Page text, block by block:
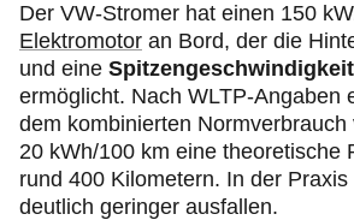
Der VW-Stromer hat einen 150
Elektromotor an Bord, der die
und eine
ermöglicht. Nach WLTP-Angaben
dem kombinierten
20 kWh/100 km eine theoretische
rund 400 Kilometern. In der
deutlich geringer ausfallen.